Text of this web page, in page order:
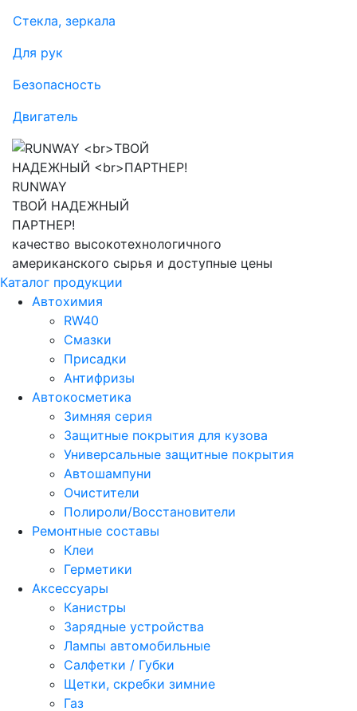
Стекла, зеркала
Для рук
Безопасность
Двигатель
RUNWAY
ТВОЙ НАДЕЖНЫЙ
ПАРТНЕР!
качество высокотехнологичного
американского сырья и доступные цены
Каталог продукции
Автохимия
RW40
Смазки
Присадки
Антифризы
Автокосметика
Зимняя серия
Защитные покрытия для кузова
Универсальные защитные покрытия
Автошампуни
Очистители
Полироли/Восстановители
Ремонтные составы
Клеи
Герметики
Аксессуары
Канистры
Зарядные устройства
Лампы автомобильные
Салфетки / Губки
Щетки, скребки зимние
Газ